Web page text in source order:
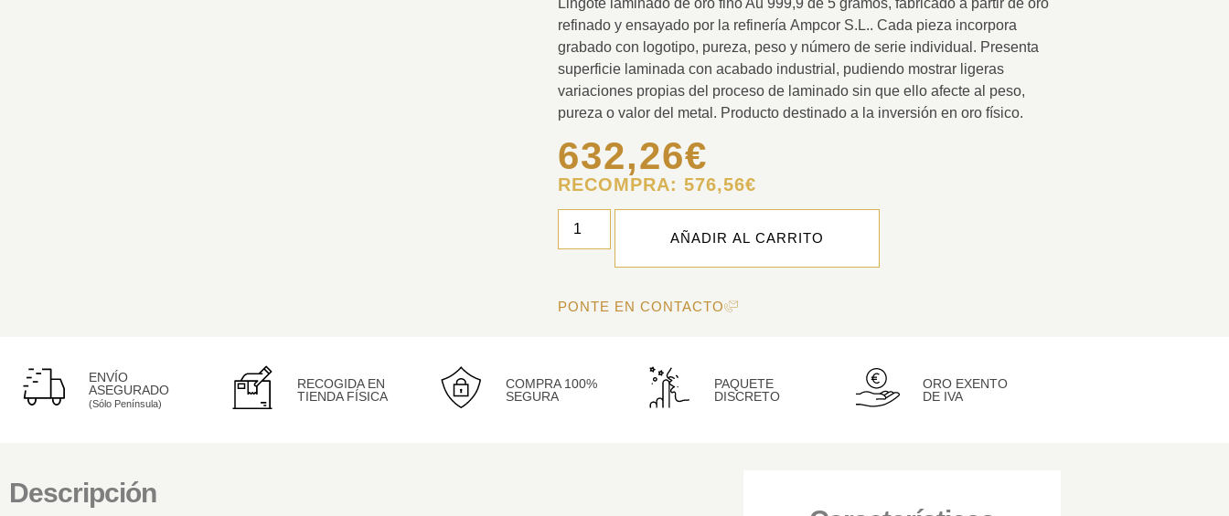
refinado y ensayado por la refinería Ampcor S.L.. Cada pieza incorpora
grabado con logotipo, pureza, peso y número de serie individual. Presenta
superficie laminada con acabado industrial , pudiendo mostrar ligeras
variaciones propias del proceso de laminado sin que ello afecte al peso,
pureza o valor del metal. Producto destinado a la inversión en oro físico.
632,26€
RECOMPRA: 576,56€
AÑADIR AL CARRITO
PONTE EN CONTACTO
ENVÍO
ASEGURADO
(Sólo Península)
RECOGIDA EN
TIENDA FÍSICA
COMPRA 100%
SEGURA
PAQUETE
DISCRETO
ORO EXENTO
DE IVA
Descripción